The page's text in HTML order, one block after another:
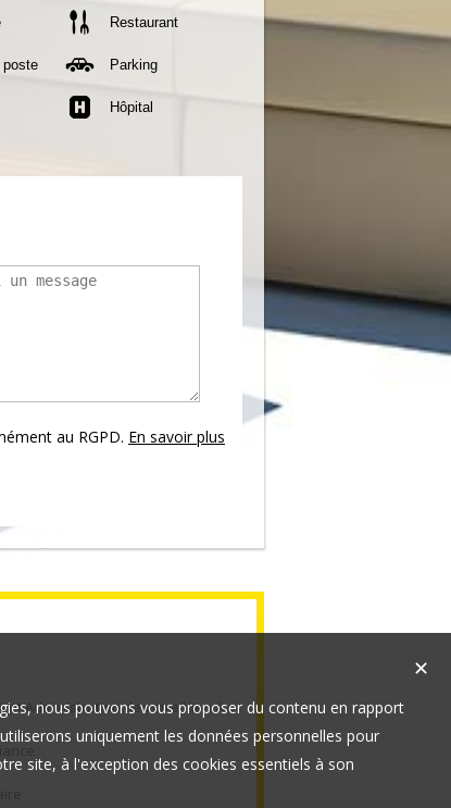
Restaurant
poste Parking
Hôpital
au RGPD. En savoir plus
et Administration de votre bien à
✕
nous pouvons vous proposer du contenu en rapport
uniquement les données personnelles pour
site, à l'exception des cookies essentiels à son